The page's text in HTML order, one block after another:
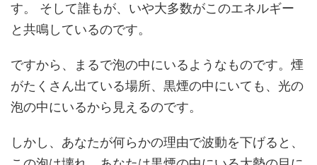
す。 そして誰もが、いや大多数がこのエネルギー
と共鳴しているのです。
ですから、まるで泡の中にいるようなものです。煙
がたくさん出ている場所、黒煙の中にいても、光の
泡の中にいるから見えるのです。
しかし、あなたが何らかの理由で波動を下げると、